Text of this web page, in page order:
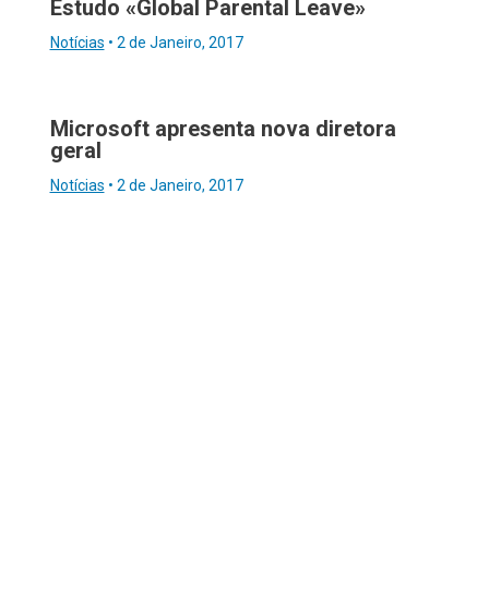
Estudo «Global Parental Leave»
Notícias • 2 de Janeiro, 2017
Microsoft apresenta nova diretora
geral
Notícias • 2 de Janeiro, 2017